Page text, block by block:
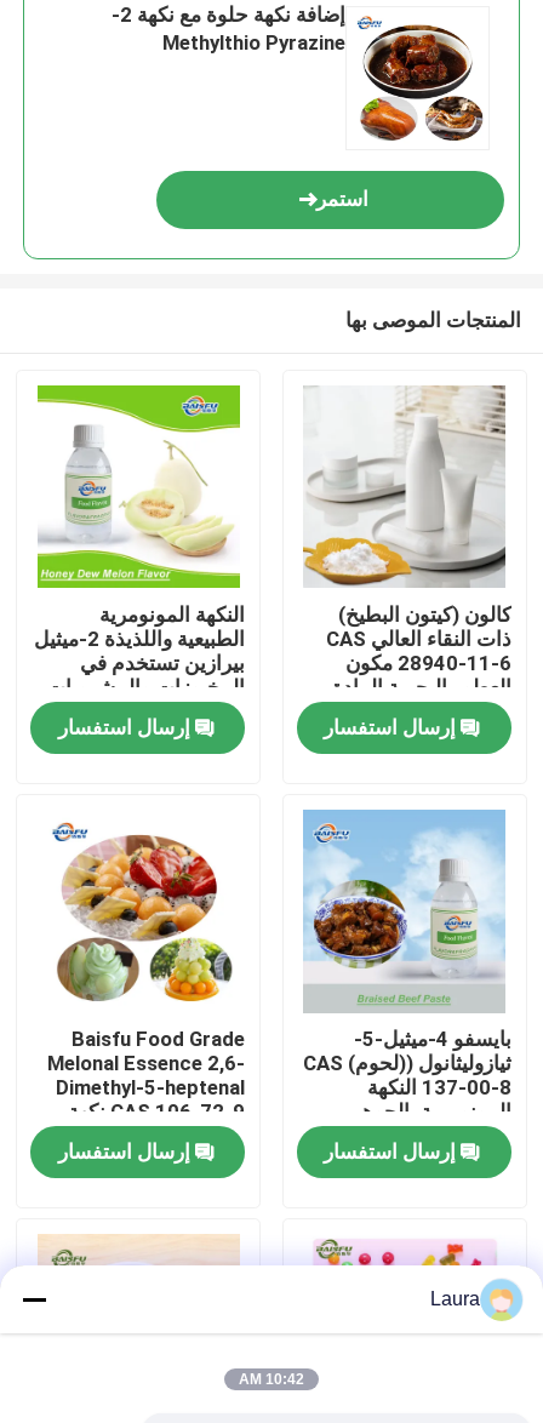
المنزل
فيديوهات
برنامج VR
جولة في المصنع
مراقبة الجودة
اتصل بنا
أخبار
إضافة نكهة حلوة مع نكهة 2-
Methylthio Pyrazine
استمر
المنتجات الموصى بها
كالون (كيتون البطيخ)
ذات النقاء العالي CAS
28940-11-6 مكون
العطور البحرية المادة
المائية الاصطناعية
إرسال استفسار
النكهة المونومرية
الطبيعية واللذيذة 2-ميثيل
بيرازين تستخدم في
المخبوزات والمشروبات
الباردة والتبغ
إرسال استفسار
بايسفو 4-ميثيل-5-
ثيازوليثانول ((لحوم) CAS
137-00-8 النكهة
المونومرية، الجوهر
المضاف
إرسال استفسار
Baisfu Food Grade
Melonal Essence 2,6-
Dimethyl-5-heptenal
CAS 106-72-9 نكهة
البطيخ الطازجة
للمشروبات والعطور
اليومية
إرسال استفسار
Laura
10:42 AM